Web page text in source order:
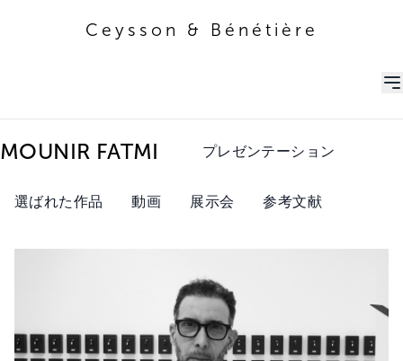
Ceysson & Bénétière
MOUNIR FATMI プレゼンテーション
選ばれた作品 動画 展示会 参考文献